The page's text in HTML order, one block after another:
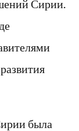
Сирии.
была